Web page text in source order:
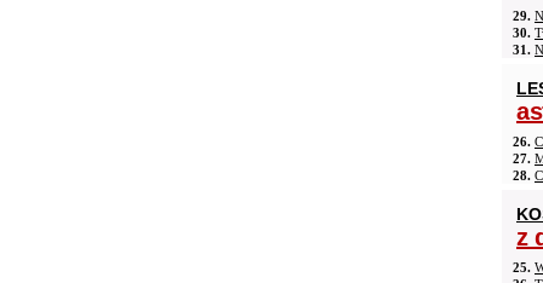
29.
30.
31.
26.
27.
28.
z
25.